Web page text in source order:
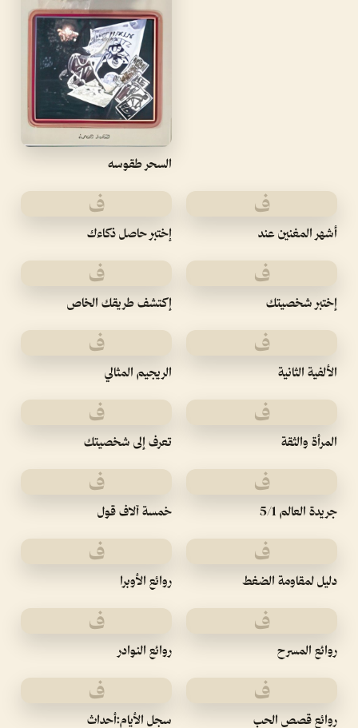
السحر طقوسه
ف
أشهر المغنين عند
ف
إختبر حاصل ذكاءك
ف
إختبر شخصيتك
ف
إكتشف طريقك الخاص
ف
الألفية الثانية
ف
الريجيم المثالي
ف
المرأة والثقة
ف
تعرف إلى شخصيتك
ف
جريدة العالم 5/1
ف
خمسة آلاف قول
ف
دليل لمقاومة الضغط
ف
روائع الأوبرا
ف
روائع المسرح
ف
روائع النوادر
ف
روائع قصص الحب
ف
سجل الأيام:أحداث